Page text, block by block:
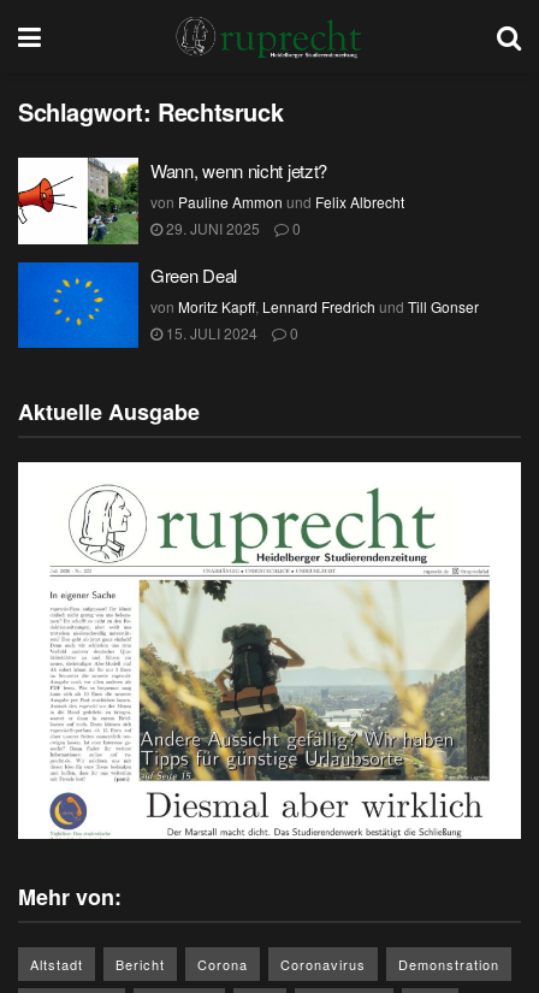
Schlagwort: Rechtsruck
Wann, wenn nicht jetzt?
von Pauline Ammon und Felix Albrecht
29. JUNI 2025
0
Green Deal
von Moritz Kapff, Lennard Fredrich und Till Gonser
15. JULI 2024
0
Aktuelle Ausgabe
Mehr von:
Altstadt Bericht Corona Coronavirus Demonstration